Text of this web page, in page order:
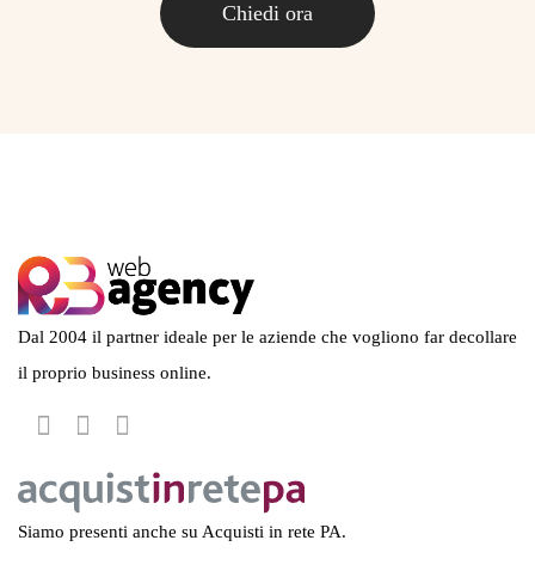
Chiedi ora
Dal 2004 il partner ideale per le aziende che vogliono far decollare
il proprio business online.
Siamo presenti anche su Acquisti in rete PA.